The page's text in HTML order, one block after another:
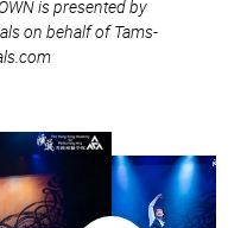
is presented by
on behalf of Tams-